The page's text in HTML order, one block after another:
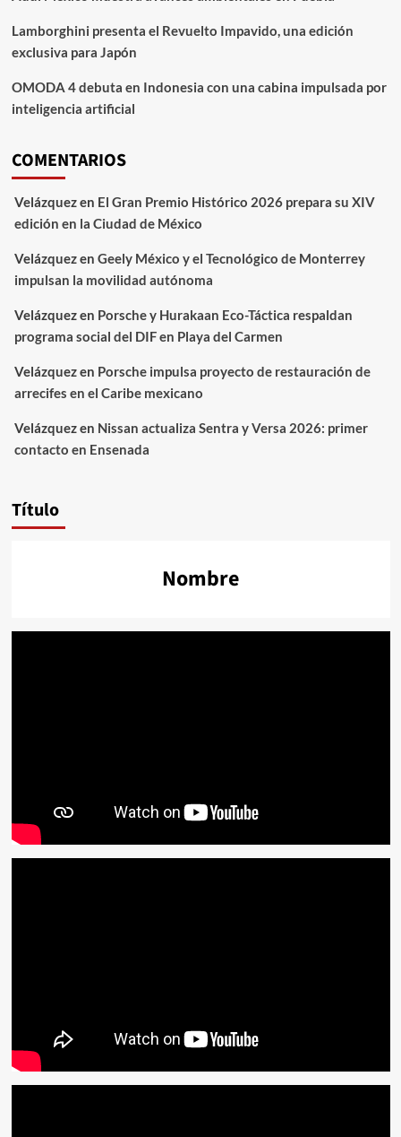
Lamborghini presenta el Revuelto Impavido, una edición
exclusiva para Japón
OMODA 4 debuta en Indonesia con una cabina impulsada por
inteligencia artificial
COMENTARIOS
Velázquezen El Gran Premio Histórico 2026 prepara su XIV
edición en la Ciudad de México
Velázquezen Geely México y el Tecnológico de Monterrey
impulsan la movilidad autónoma
Velázquezen Porsche y Hurakaan Eco-Táctica respaldan
programa social del DIF en Playa del Carmen
Velázquezen Porsche impulsa proyecto de restauración de
arrecifes en el Caribe mexicano
Velázquezen Nissan actualiza Sentra y Versa 2026: primer
contacto en Ensenada
Título
Nombre